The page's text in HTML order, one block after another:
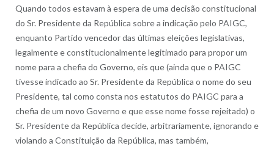
Quando todos estavam à espera de uma decisão constitucional
do Sr. Presidente da República sobre a indicação pelo PAIGC,
enquanto Partido vencedor das últimas eleições legislativas,
legalmente e constitucionalmente legitimado para propor um
nome para a chefia do Governo, eis que (ainda que o PAIGC
tivesse indicado ao Sr. Presidente da República o nome do seu
Presidente, tal como consta nos estatutos do PAIGC para a
chefia de um novo Governo e que esse nome fosse rejeitado) o
Sr. Presidente da República decide, arbitrariamente, ignorando e
violando a Constituição da República, mas também,